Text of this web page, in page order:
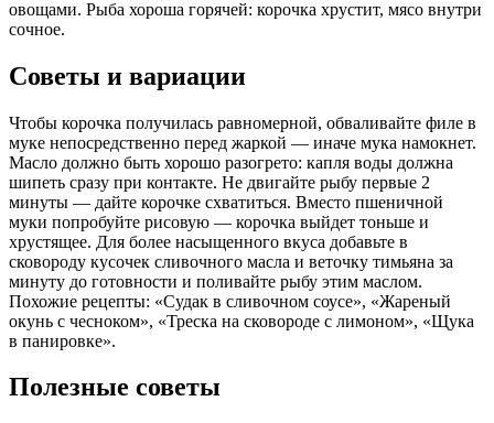
овощами. Рыба хороша горячей: корочка хрустит, мясо внутри
сочное.
Советы и вариации
Чтобы корочка получилась равномерной, обваливайте филе в
муке непосредственно перед жаркой — иначе мука намокнет.
Масло должно быть хорошо разогрето: капля воды должна
шипеть сразу при контакте. Не двигайте рыбу первые 2
минуты — дайте корочке схватиться. Вместо пшеничной
муки попробуйте рисовую — корочка выйдет тоньше и
хрустящее. Для более насыщенного вкуса добавьте в
сковороду кусочек сливочного масла и веточку тимьяна за
минуту до готовности и поливайте рыбу этим маслом.
Похожие рецепты: «Судак в сливочном соусе», «Жареный
окунь с чесноком», «Треска на сковороде с лимоном», «Щука
в панировке».
Полезные советы